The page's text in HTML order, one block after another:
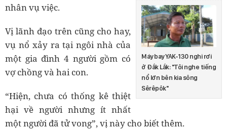
Máy bay YAK-130 nghi rơi
ở Đắk Lắk: "Tôi nghe tiếng
nổ lớn bên kia sông
Sêrêpôk"
nhân vụ việc.
Vị lãnh đạo trên cũng cho hay,
vụ nổ xảy ra tại ngôi nhà của
một gia đình 4 người gồm có
vợ chồng và hai con.
“Hiện, chưa có thống kê thiệt
hại về người nhưng ít nhất
một người đã tử vong”, vị này cho biết thêm.